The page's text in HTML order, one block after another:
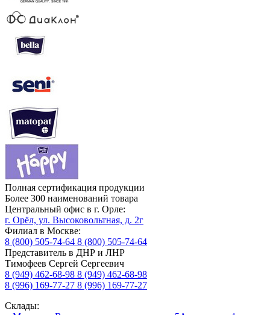
Полная сертификация продукции
Более 300 наименований товара
Центральный офис в г. Орле:
г. Орёл, ул. Высоковольтная, д. 2г
Филиал в Москве:
8 (800) 505-74-64 8 (800) 505-74-64
Представитель в ДНР и ЛНР
Тимофеев Сергей Сергеевич
8 (949) 462-68-98 8 (949) 462-68-98
8 (996) 169-77-27 8 (996) 169-77-27
Склады: